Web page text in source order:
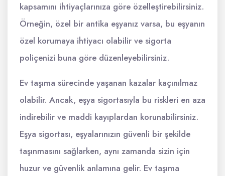
kapsamını ihtiyaçlarınıza göre özelleştirebilirsiniz.
Örneğin, özel bir antika eşyanız varsa, bu eşyanın
özel korumaya ihtiyacı olabilir ve sigorta
poliçenizi buna göre düzenleyebilirsiniz.
Ev taşıma sürecinde yaşanan kazalar kaçınılmaz
olabilir. Ancak, eşya sigortasıyla bu riskleri en aza
indirebilir ve maddi kayıplardan korunabilirsiniz.
Eşya sigortası, eşyalarınızın güvenli bir şekilde
taşınmasını sağlarken, aynı zamanda sizin için
huzur ve güvenlik anlamına gelir. Ev taşıma